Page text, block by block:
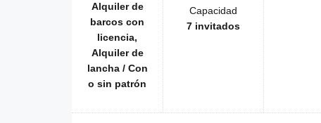
Alquiler de
barcos con
licencia,
Alquiler de
lancha / Con
o sin patrón
Capacidad
7 invitados